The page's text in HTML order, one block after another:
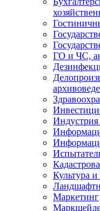
ГО и ЧС,
Индустрия
Культура и
Маркетинг